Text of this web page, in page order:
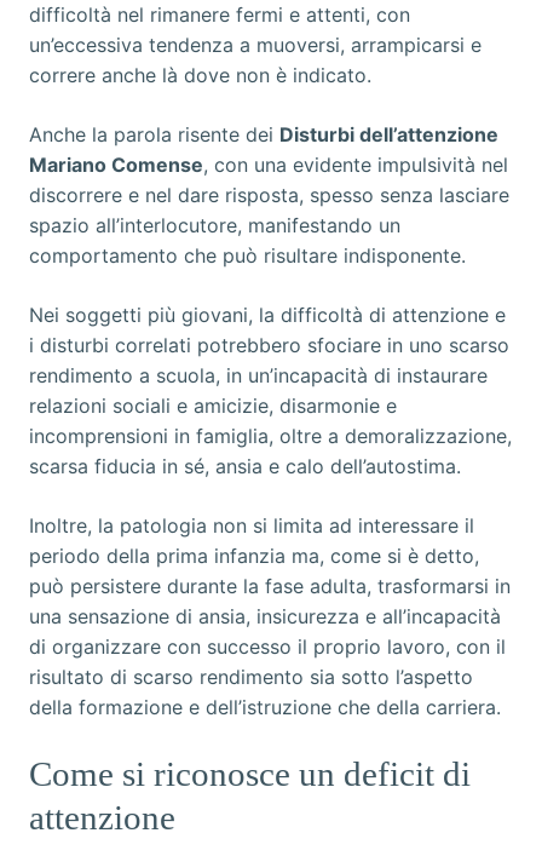
difficoltà nel rimanere fermi e attenti, con
un’eccessiva tendenza a muoversi, arrampicarsi e
correre anche là dove non è indicato.
Anche la parola risente dei Disturbi dell’attenzione
Mariano Comense, con una evidente impulsività nel
discorrere e nel dare risposta, spesso senza lasciare
spazio all’interlocutore, manifestando un
comportamento che può risultare indisponente.
Nei soggetti più giovani, la difficoltà di attenzione e
i disturbi correlati potrebbero sfociare in uno scarso
rendimento a scuola, in un’incapacità di instaurare
relazioni sociali e amicizie, disarmonie e
incomprensioni in famiglia, oltre a demoralizzazione,
scarsa fiducia in sé, ansia e calo dell’autostima.
Inoltre, la patologia non si limita ad interessare il
periodo della prima infanzia ma, come si è detto,
può persistere durante la fase adulta, trasformarsi in
una sensazione di ansia, insicurezza e all’incapacità
di organizzare con successo il proprio lavoro, con il
risultato di scarso rendimento sia sotto l’aspetto
della formazione e dell’istruzione che della carriera.
Come si riconosce un deficit di
attenzione